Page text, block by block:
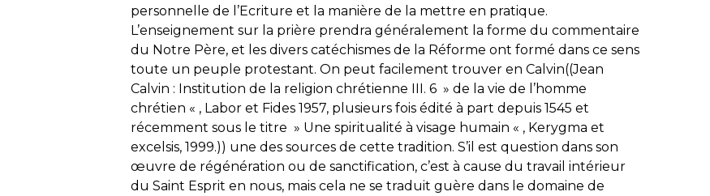
personnelle de l’Ecriture et la manière de la mettre en pratique.
L’enseignement sur la prière prendra généralement la forme du commentaire
du Notre Père, et les divers catéchismes de la Réforme ont formé dans ce sens
toute un peuple protestant. On peut facilement trouver en Calvin((Jean
Calvin : Institution de la religion chrétienne III. 6 » de la vie de l’homme
chrétien « , Labor et Fides 1957, plusieurs fois édité à part depuis 1545 et
récemment sous le titre » Une spiritualité à visage humain « , Kerygma et
excelsis, 1999.)) une des sources de cette tradition. S’il est question dans son
œuvre de régénération ou de sanctification, c’est à cause du travail intérieur
du Saint Esprit en nous, mais cela ne se traduit guère dans le domaine de